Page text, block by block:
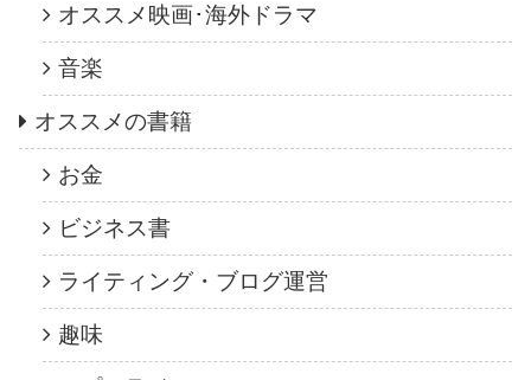
オススメ映画･海外ドラマ
音楽
オススメの書籍
お金
ビジネス書
ライティング・ブログ運営
趣味